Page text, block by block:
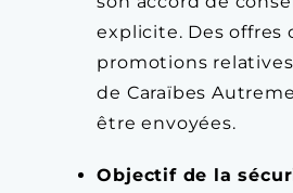
explicite. Des offres
promotions
de Caraïbes
être envoyées.
Objectif de la